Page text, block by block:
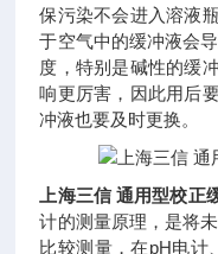
保污染不会进入溶液
于空气中的缓冲液会
度，特别是碱性的缓
响更厉害，因此用后
冲液也要及时更换。
上海三信 通用型校正
计的测量原理，是将
比较测量，在pH电计